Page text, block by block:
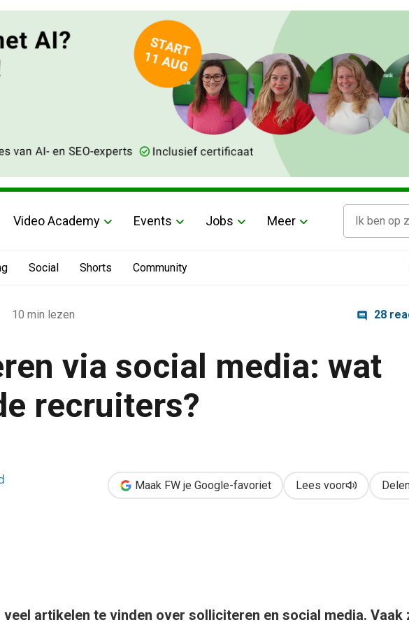
Video Academy Events Jobs Meer
Social Shorts Community
10 min lezen 28
via social media: wat
recruiters?
Maak FW je Google-favoriet Lees voor
veel artikelen te vinden over solliciteren en social media. Vaak